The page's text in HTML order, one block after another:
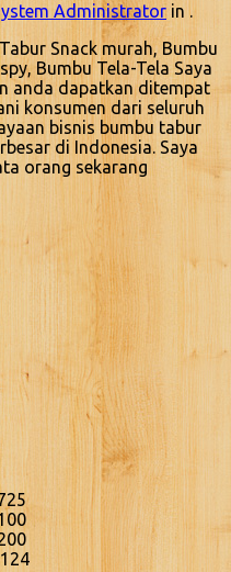
Administratorin .
Snack murah, Bumbu
Bumbu Tela-Tela Saya
anda dapatkan ditempat
konsumen dari seluruh
bisnis bumbu tabur
di Indonesia. Saya
orang sekarang